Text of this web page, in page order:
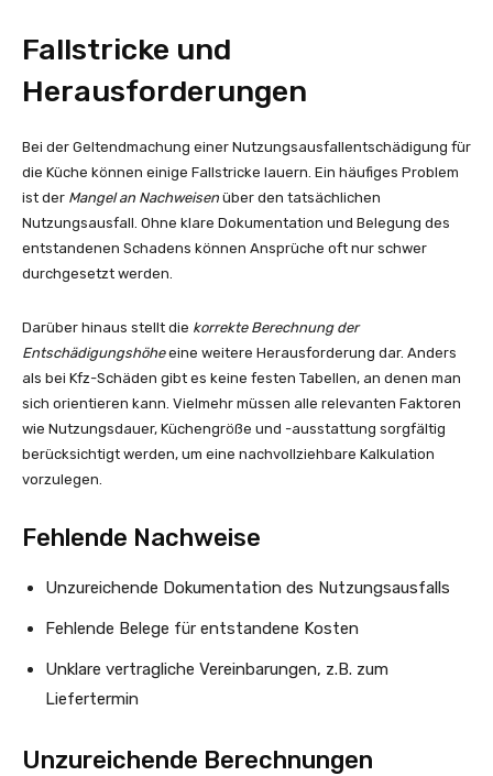
Fallstricke und
Herausforderungen
Bei der Geltendmachung einer Nutzungsausfallentschädigung für
die Küche können einige Fallstricke lauern. Ein häufiges Problem
ist der Mangel an Nachweisen über den tatsächlichen
Nutzungsausfall. Ohne klare Dokumentation und Belegung des
entstandenen Schadens können Ansprüche oft nur schwer
durchgesetzt werden.
Darüber hinaus stellt die korrekte Berechnung der
Entschädigungshöheeine weitere Herausforderung dar. Anders
als bei Kfz-Schäden gibt es keine festen Tabellen, an denen man
sich orientieren kann. Vielmehr müssen alle relevanten Faktoren
wie Nutzungsdauer, Küchengröße und -ausstattung sorgfältig
berücksichtigt werden, um eine nachvollziehbare Kalkulation
vorzulegen.
Fehlende Nachweise
Unzureichende Dokumentation des Nutzungsausfalls
Fehlende Belege für entstandene Kosten
Unklare vertragliche Vereinbarungen, z.B. zum
Liefertermin
Unzureichende Berechnungen